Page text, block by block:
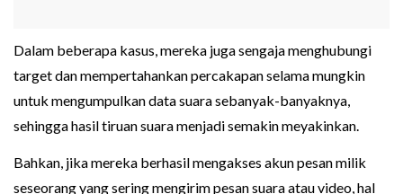
Dalam beberapa kasus, mereka juga sengaja menghubungi
target dan mempertahankan percakapan selama mungkin
untuk mengumpulkan data suara sebanyak-banyaknya,
sehingga hasil tiruan suara menjadi semakin meyakinkan.
Bahkan, jika mereka berhasil mengakses akun pesan milik
seseorang yang sering mengirim pesan suara atau video, hal